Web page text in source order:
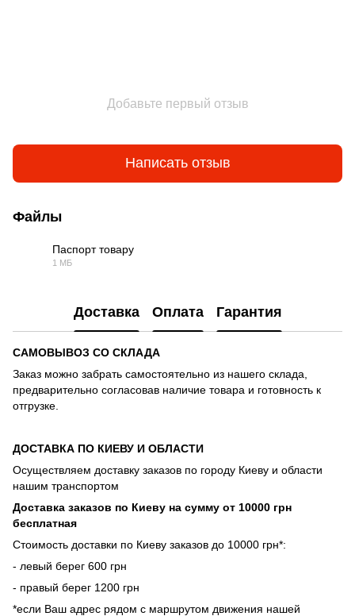
Добавьте первый отзыв
Написать отзыв
Файлы
Паспорт товару
1 МБ
Доставка Оплата Гарантия
САМОВЫВОЗ СО СКЛАДА
Заказ можно забрать самостоятельно из нашего склада,
предварительно согласовав наличие товара и готовность к
отгрузке.
ДОСТАВКА ПО КИЕВУ И ОБЛАСТИ
Осуществляем доставку заказов по городу Киеву и области
нашим транспортом
Доставка заказов по Киеву на сумму от 10000 грн
бесплатная
Стоимость доставки по Киеву заказов до 10000 грн*:
- левый берег 600 грн
- правый берег 1200 грн
*если Ваш адрес рядом с маршрутом движения нашей